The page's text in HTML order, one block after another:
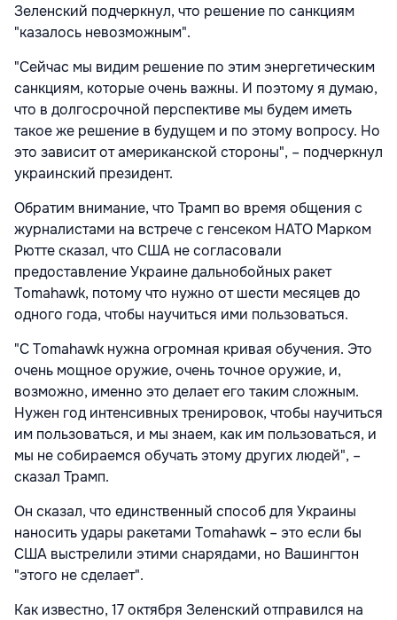
Зеленский подчеркнул, что решение по санкциям
"казалось невозможным".
"Сейчас мы видим решение по этим энергетическим
санкциям, которые очень важны. И поэтому я думаю,
что в долгосрочной перспективе мы будем иметь
такое же решение в будущем и по этому вопросу. Но
это зависит от американской стороны", – подчеркнул
украинский президент.
Обратим внимание, что Трамп во время общения с
журналистами на встрече с генсеком НАТО Марком
Рютте сказал, что США не согласовали
предоставление Украине дальнобойных ракет
Tomahawk, потому что нужно от шести месяцев до
одного года, чтобы научиться ими пользоваться.
"С Tomahawk нужна огромная кривая обучения. Это
очень мощное оружие, очень точное оружие, и,
возможно, именно это делает его таким сложным.
Нужен год интенсивных тренировок, чтобы научиться
им пользоваться, и мы знаем, как им пользоваться, и
мы не собираемся обучать этому других людей", –
сказал Трамп.
Он сказал, что единственный способ для Украины
наносить удары ракетами Tomahawk – это если бы
США выстрелили этими снарядами, но Вашингтон
"этого не сделает".
Как известно, 17 октября Зеленский отправился на